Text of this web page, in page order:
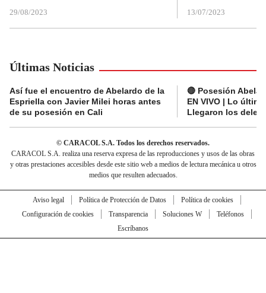
29/08/2023 13/07/2023
Últimas Noticias
Así fue el encuentro de Abelardo de la
Espriella con Javier Milei horas antes
de su posesión en Cali
🔴 Posesión
EN VIVO | Lo
Llegaron los
© CARACOL S.A. Todos los derechos reservados.
CARACOL S.A. realiza una reserva expresa de las reproducciones y usos de las obras
y otras prestaciones accesibles desde este sitio web a medios de lectura mecánica u otros
medios que resulten adecuados.
Aviso legal Política de Protección de Datos
Política de cookies
Configuración de cookies
Transparencia Soluciones W
Teléfonos
Escríbanos